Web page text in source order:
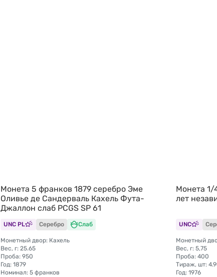
Монета 5 франков 1879 серебро Эме
Оливье де Сандерваль Кахель Фута-
Джаллон слаб PCGS SP 61
UNC PL Серебро Слаб
Монетный двор: Кахель
Вес, г: 25.65
Проба: 950
Год: 1879
Номинал: 5 франков
Монета 1/
лет
UNC
Монетный
Вес, г: 5,75
Проба: 400
Тираж, шт:
Год: 1976